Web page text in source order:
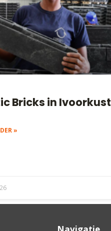
Bricks in Ivoorkust
»